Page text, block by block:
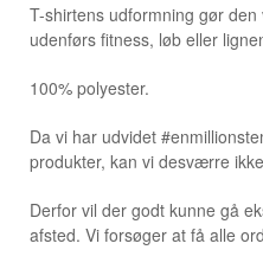
T-shirtens udformning gør
udenførs fitness, løb eller
100% polyester.
Da vi har udvidet
produkter, kan vi desværre
Derfor vil der godt kunne gå
afsted. Vi forsøger at få alle